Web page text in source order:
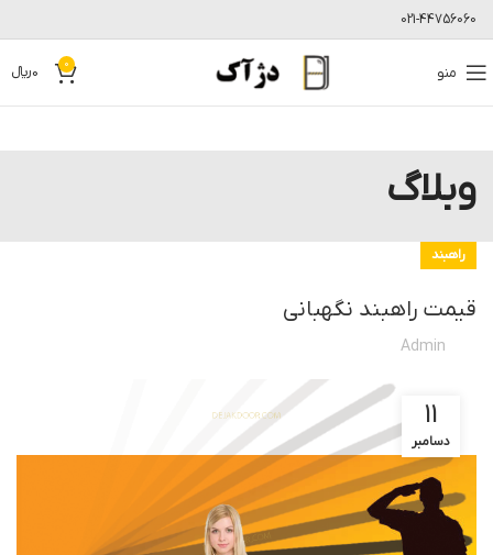
021-44756060
منو 0
0﷼
وبلاگ
راهبند
قیمت راهبند نگهبانی
Admin
11
دسامبر